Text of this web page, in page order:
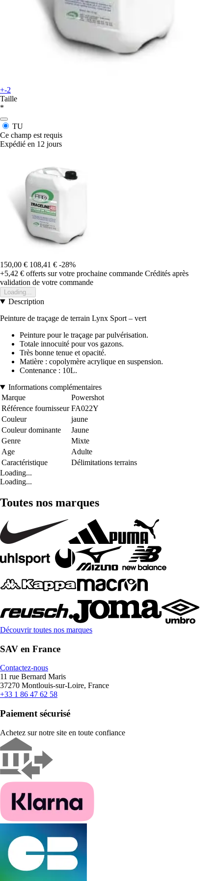
+-2
Taille
*
TU
Ce champ est requis
Expédié en 12 jours
150,00 € 108,41 € -28%
+5,42 € offerts sur votre prochaine commande Crédités après
validation de votre commande
Loading...
Description
Peinture de traçage de terrain Lynx Sport – vert
Peinture pour le traçage par pulvérisation.
Totale innocuité pour vos gazons.
Très bonne tenue et opacité.
Matière : copolymère acrylique en suspension.
Contenance : 10L.
Informations complémentaires
Marque
Powershot
Référence fournisseur FA022Y
Couleur
jaune
Couleur dominante
Jaune
Genre
Mixte
Age
Adulte
Caractéristique
Délimitations terrains
Loading...
Loading...
Toutes nos marques
Découvrir toutes nos marques
SAV en France
Contactez-nous
11 rue Bernard Maris
37270 Montlouis-sur-Loire, France
+33 1 86 47 62 58
Paiement sécurisé
Achetez sur notre site en toute confiance